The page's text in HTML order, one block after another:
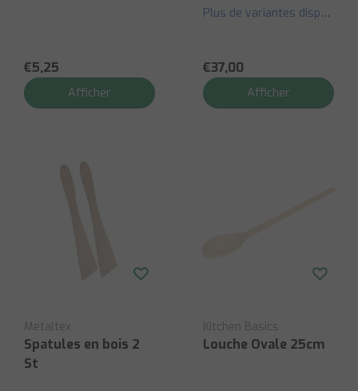
€5,25
Afficher
Plus de variantes disponibles
€37,00
Afficher
Metaltex
Spatules en bois 2
St
Kitchen Basics
Louche Ovale 25cm